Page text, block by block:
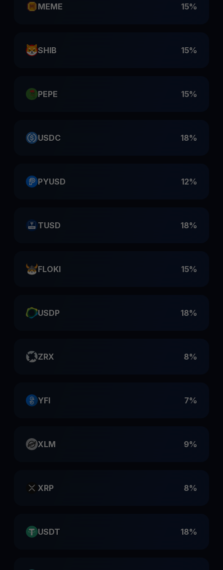
MEME 15%
SHIB 15%
PEPE 15%
USDC 18%
PYUSD 12%
TUSD 18%
FLOKI 15%
USDP 18%
ZRX 8%
YFI 7%
XLM 9%
XRP 8%
USDT 18%